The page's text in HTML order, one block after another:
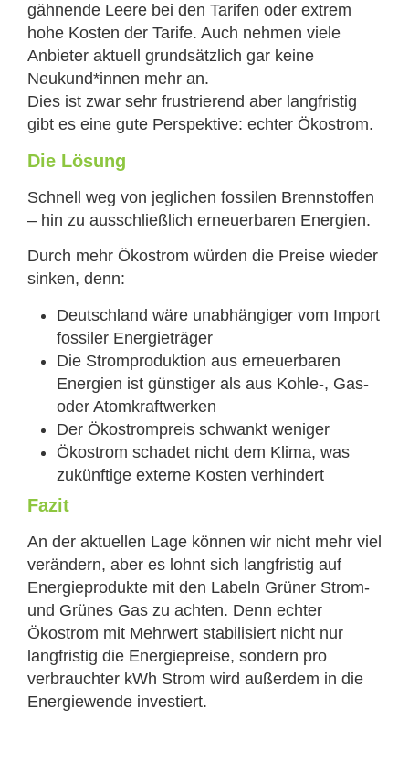
gähnende Leere bei den Tarifen oder extrem
hohe Kosten der Tarife. Auch nehmen viele
Anbieter aktuell grundsätzlich gar keine
Neukund*innen mehr an.
Dies ist zwar sehr frustrierend aber langfristig
gibt es eine gute Perspektive: echter Ökostrom.
Die Lösung
Schnell weg von jeglichen fossilen Brennstoffen
– hin zu ausschließlich erneuerbaren Energien.
Durch mehr Ökostrom würden die Preise wieder
sinken, denn:
Deutschland wäre unabhängiger vom Import
fossiler Energieträger
Die Stromproduktion aus erneuerbaren
Energien ist günstiger als aus Kohle-, Gas-
oder Atomkraftwerken
Der Ökostrompreis schwankt weniger
Ökostrom schadet nicht dem Klima, was
zukünftige externe Kosten verhindert
Fazit
An der aktuellen Lage können wir nicht mehr viel
verändern, aber es lohnt sich langfristig auf
Energieprodukte mit den Labeln Grüner Strom-
und Grünes Gas zu achten. Denn echter
Ökostrom mit Mehrwert stabilisiert nicht nur
langfristig die Energiepreise, sondern pro
verbrauchter kWh Strom wird außerdem in die
Energiewende investiert.